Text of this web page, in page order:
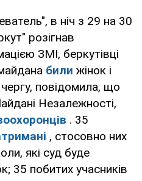
в ніч з 29 на 30
розігнав
ЗМІ, беркутівці
били жінок і
чергу, повідомила, що
Незалежності,
. 35
, стосовно них
які суд буде
35 побитих учасників